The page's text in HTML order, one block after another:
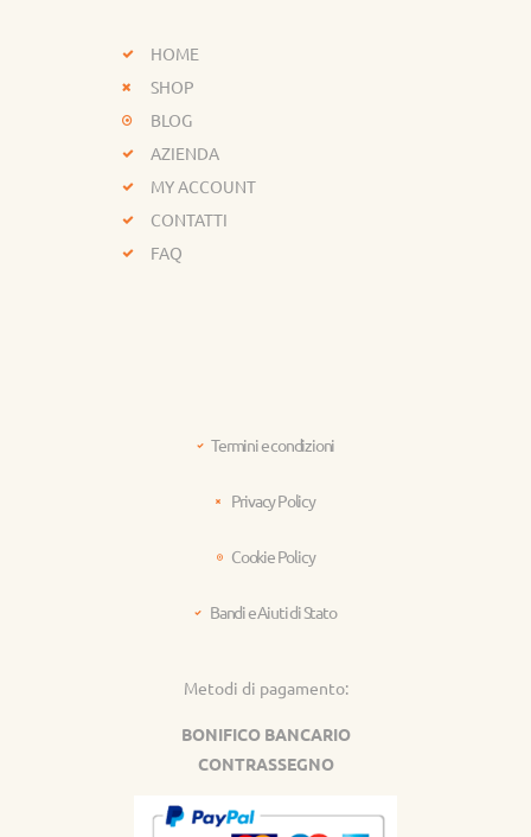
HOME
SHOP
BLOG
AZIENDA
MY ACCOUNT
CONTATTI
FAQ
Termini e condizioni
Privacy Policy
Cookie Policy
Bandi e Aiuti di Stato
Metodi di pagamento:
BONIFICO BANCARIO
CONTRASSEGNO